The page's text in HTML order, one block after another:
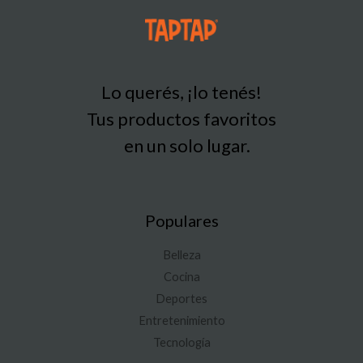
Lo querés, ¡lo tenés!
Tus productos favoritos
en un solo lugar.
Populares
Belleza
Cocina
Deportes
Entretenimiento
Tecnología